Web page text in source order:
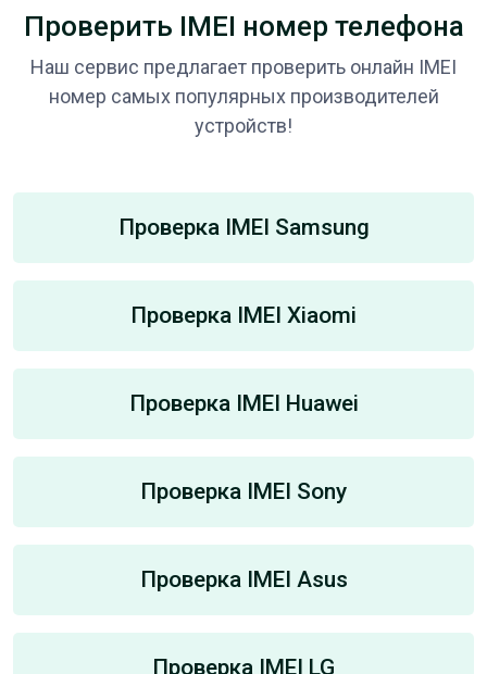
Проверить IMEI номер телефона
Наш сервис предлагает проверить онлайн IMEI
номер самых популярных производителей
устройств!
Проверка IMEI Samsung
Проверка IMEI Xiaomi
Проверка IMEI Huawei
Проверка IMEI Sony
Проверка IMEI Asus
Проверка IMEI LG